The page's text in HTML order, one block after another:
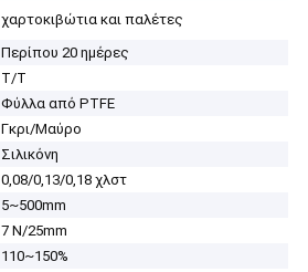
χαρτοκιβώτια και παλέτες
Περίπου 20 ημέρες
T/T
Φύλλα από PTFE
Γκρι/Μαύρο
Σιλικόνη
0,08/0,13/0,18 χλστ
5~500mm
7 N/25mm
110~150%